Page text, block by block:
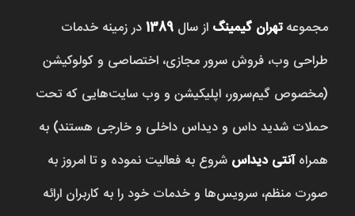
مجموعهتهران گیمینگ از سال 1389در زمینه خدمات
طراحی وب، فروش‌ سرور مجازی، اختصاصی و کولوکیشن
(مخصوص گیم‌سرور، اپلیکیشن و وب سایت‌هایی که تحت
حملات شدید داس و دیداس داخلی و خارجی هستند) به
همراهآنتی دیداس شروع به فعالیت نموده و تا امروز به
صورت منظم، سرویس‌ها و خدمات خود را به کاربران ارائه